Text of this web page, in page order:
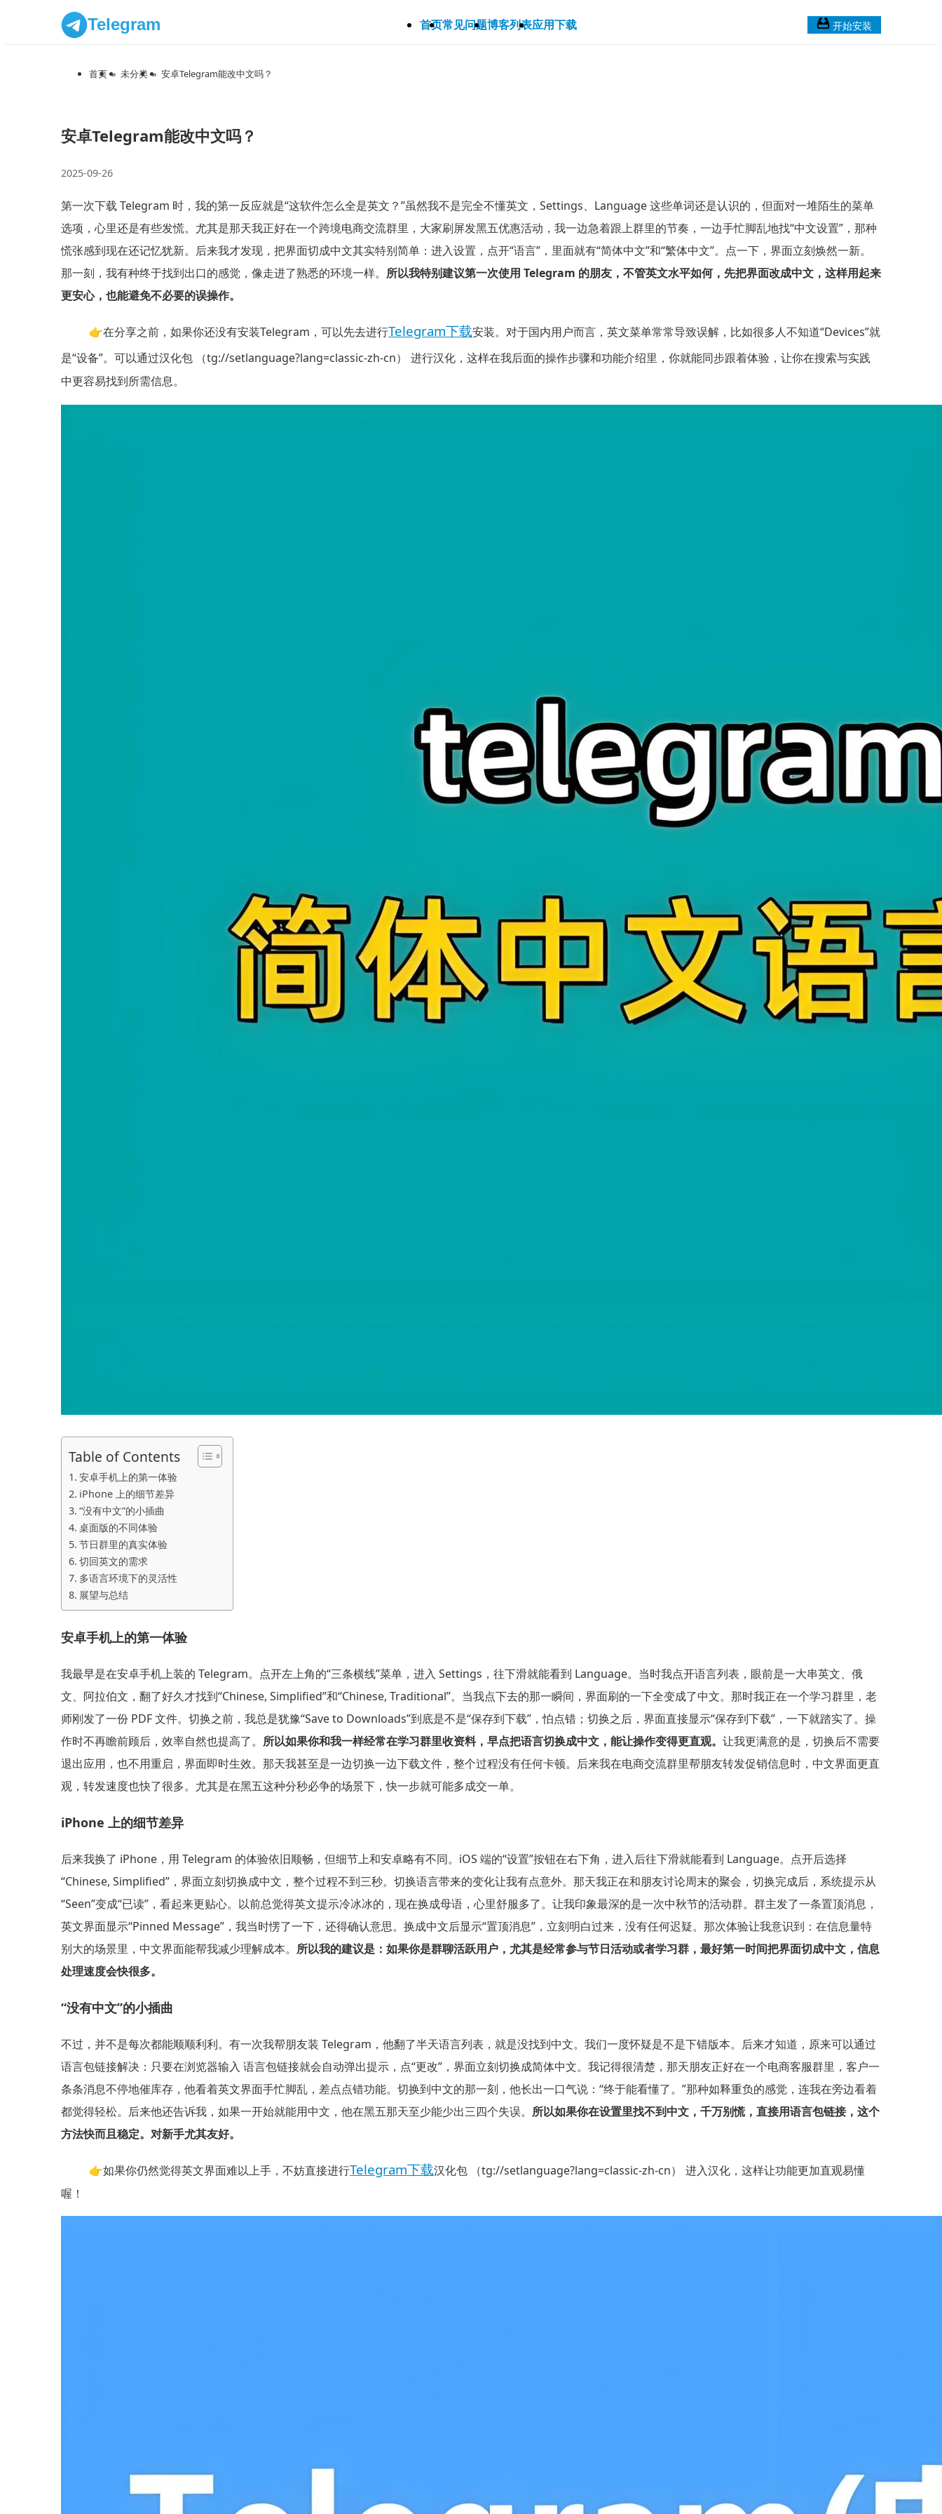
Telegram 首页常见问题博客列表应用下载 开始安装
首页 » 未分类 » 安卓Telegram能改中文吗？
安卓Telegram能改中文吗？
2025-09-26
第一次下载 Telegram 时，我的第一反应就是“这软件怎么全是英文？”虽然我不是完全不懂英文，Settings、Language 这些单词还是认识的，但面对一堆陌生的菜单
选项，心里还是有些发慌。尤其是那天我正好在一个跨境电商交流群里，大家刷屏发黑五优惠活动，我一边急着跟上群里的节奏，一边手忙脚乱地找“中文设置”，那种
慌张感到现在还记忆犹新。后来我才发现，把界面切成中文其实特别简单：进入设置，点开“语言”，里面就有“简体中文”和“繁体中文”。点一下，界面立刻焕然一新。
那一刻，我有种终于找到出口的感觉，像走进了熟悉的环境一样。 所以我特别建议第一次使用 Telegram 的朋友，不管英文水平如何，先把界面改成中文，这样用起来
更安心，也能避免不必要的误操作。
👉在分享之前，如果你还没有安装Telegram，可以先去进行Telegram下载安装。对于国内用户而言，英文菜单常常导致误解，比如很多人不知道“Devices”就
是“设备”。可以通过汉化包 （tg://setlanguage?lang=classic-zh-cn）
进行汉化，这样在我后面的操作步骤和功能介绍里，你就能同步跟着体验，让你在搜索与实践
中更容易找到所需信息。
Table of Contents
安卓手机上的第一体验
iPhone 上的细节差异
“没有中文”的小插曲
桌面版的不同体验
节日群里的真实体验
切回英文的需求
多语言环境下的灵活性
展望与总结
安卓手机上的第一体验
我最早是在安卓手机上装的 Telegram。点开左上角的“三条横线”菜单，进入 Settings，往下滑就能看到 Language。当时我点开语言列表，眼前是一大串英文、俄
文、阿拉伯文，翻了好久才找到“Chinese, Simplified”和“Chinese, Traditional”。当我点下去的那一瞬间，界面刷的一下全变成了中文。那时我正在一个学习群里，老
师刚发了一份 PDF 文件。切换之前，我总是犹豫“Save to Downloads”到底是不是“保存到下载”，怕点错；切换之后，界面直接显示“保存到下载”，一下就踏实了。操
作时不再瞻前顾后，效率自然也提高了。 所以如果你和我一样经常在学习群里收资料，早点把语言切换成中文，能让操作变得更直观。 让我更满意的是，切换后不需要
退出应用，也不用重启，界面即时生效。那天我甚至是一边切换一边下载文件，整个过程没有任何卡顿。后来我在电商交流群里帮朋友转发促销信息时，中文界面更直
观，转发速度也快了很多。尤其是在黑五这种分秒必争的场景下，快一步就可能多成交一单。
iPhone 上的细节差异
后来我换了 iPhone，用 Telegram 的体验依旧顺畅，但细节上和安卓略有不同。iOS 端的“设置”按钮在右下角，进入后往下滑就能看到 Language。点开后选择
“Chinese, Simplified”，界面立刻切换成中文，整个过程不到三秒。切换语言带来的变化让我有点意外。那天我正在和朋友讨论周末的聚会，切换完成后，系统提示从
“Seen”变成“已读”，看起来更贴心。以前总觉得英文提示冷冰冰的，现在换成母语，心里舒服多了。让我印象最深的是一次中秋节的活动群。群主发了一条置顶消息，
英文界面显示“Pinned Message”，我当时愣了一下，还得确认意思。换成中文后显示“置顶消息”，立刻明白过来，没有任何迟疑。那次体验让我意识到：在信息量特
别大的场景里，中文界面能帮我减少理解成本。 所以我的建议是：如果你是群聊活跃用户，尤其是经常参与节日活动或者学习群，最好第一时间把界面切成中文，信息
处理速度会快很多。
“没有中文”的小插曲
不过，并不是每次都能顺顺利利。有一次我帮朋友装 Telegram，他翻了半天语言列表，就是没找到中文。我们一度怀疑是不是下错版本。后来才知道，原来可以通过
语言包链接解决：只要在浏览器输入 语言包链接就会自动弹出提示，点“更改”，界面立刻切换成简体中文。我记得很清楚，那天朋友正好在一个电商客服群里，客户一
条条消息不停地催库存，他看着英文界面手忙脚乱，差点点错功能。切换到中文的那一刻，他长出一口气说：“终于能看懂了。”那种如释重负的感觉，连我在旁边看着
都觉得轻松。后来他还告诉我，如果一开始就能用中文，他在黑五那天至少能少出三四个失误。 所以如果你在设置里找不到中文，千万别慌，直接用语言包链接，这个
方法快而且稳定。对新手尤其友好。
👉如果你仍然觉得英文界面难以上手，不妨直接进行Telegram下载汉化包 （tg://setlanguage?lang=classic-zh-cn）
进入汉化，这样让功能更加直观易懂
喔！